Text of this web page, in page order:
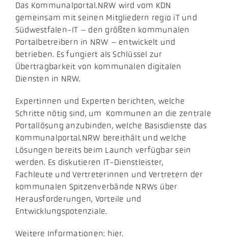
Das Kommunalportal.NRW wird vom KDN
gemeinsam mit seinen Mitgliedern regio iT und
Südwestfalen-IT – den größten kommunalen
Portalbetreibern in NRW – entwickelt und
betrieben. Es fungiert als Schlüssel zur
Übertragbarkeit von kommunalen digitalen
Diensten in NRW.
Expertinnen und Experten berichten, welche
Schritte nötig sind, um Kommunen an die zentrale
Portallösung anzubinden, welche Basisdienste das
Kommunalportal.NRW bereithält und welche
Lösungen bereits beim Launch verfügbar sein
werden. Es diskutieren IT-Dienstleister,
Fachleute und Vertreterinnen und Vertretern der
kommunalen Spitzenverbände NRWs über
Herausforderungen, Vorteile und
Entwicklungspotenziale.
Weitere Informationen: hier.